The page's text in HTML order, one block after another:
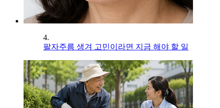
4.
팔자주름 생겨 고민이라면 지금 해야 할 일